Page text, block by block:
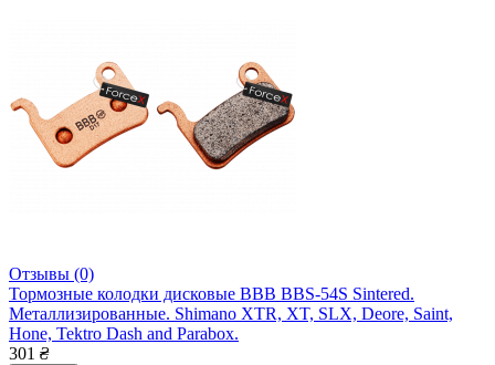
Отзывы (0)
Тормозные колодки дисковые BBB BBS-54S Sintered.
Металлизированные. Shimano XTR, XT, SLX, Deore, Saint,
Hone, Tektro Dash and Parabox.
301 ₴